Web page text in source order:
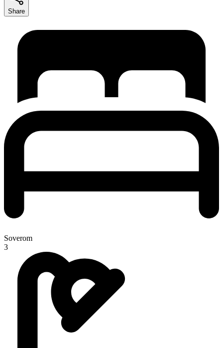
Share
Soverom
3